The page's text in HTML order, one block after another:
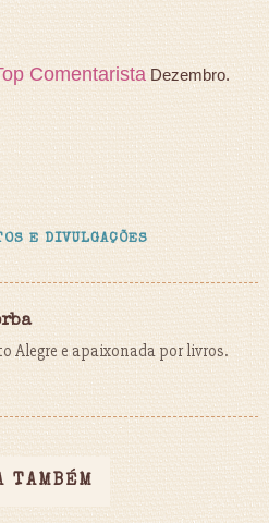
Comentarista Dezembro.
E DIVULGAÇÕES
Alegre e apaixonada por livros.
TAMBÉM